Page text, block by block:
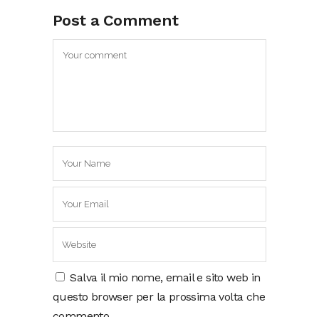
Post a Comment
Salva il mio nome, email e sito web in
questo browser per la prossima volta che